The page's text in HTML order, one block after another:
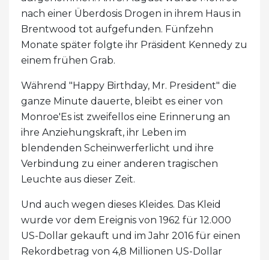
nach einer Überdosis Drogen in ihrem Haus in
Brentwood tot aufgefunden. Fünfzehn
Monate später folgte ihr Präsident Kennedy zu
einem frühen Grab.
Während "Happy Birthday, Mr. President" die
ganze Minute dauerte, bleibt es einer von
Monroe'Es ist zweifellos eine Erinnerung an
ihre Anziehungskraft, ihr Leben im
blendenden Scheinwerferlicht und ihre
Verbindung zu einer anderen tragischen
Leuchte aus dieser Zeit.
Und auch wegen dieses Kleides. Das Kleid
wurde vor dem Ereignis von 1962 für 12.000
US-Dollar gekauft und im Jahr 2016 für einen
Rekordbetrag von 4,8 Millionen US-Dollar